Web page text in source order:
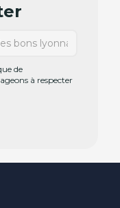
de
à respecter